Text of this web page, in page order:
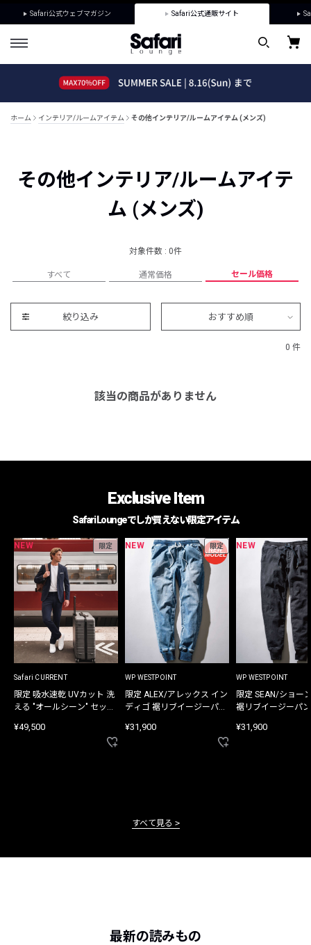
Safari公式ウェブマガジン Safari公式通販サイト
ホーム インテリア/ルームアイテム その他インテリア/ルームアイテム (メンズ)
その他インテリア/ルームアイテ
ム (メンズ)
対象件数 : 0件
すべて 通常価格 セール価格
絞り込み おすすめ順
0 件
該当の商品がありません
Exclusive Item
Safari Loungeでしか買えない限定アイテム
NEW 限定
Safari CURRENT
限定 吸水速乾 UVカット 洗
える "オールシーン" セット
¥49,500
NEW 限定
WP WESTPOINT
限定 ALEX/アレックス イン
ディゴ 裾リブイージーパン
¥31,900
NEW
WP WESTPOINT
限定 SEAN/ショー
裾リブイージーパ
¥31,900
すべて見る
最新の読みもの